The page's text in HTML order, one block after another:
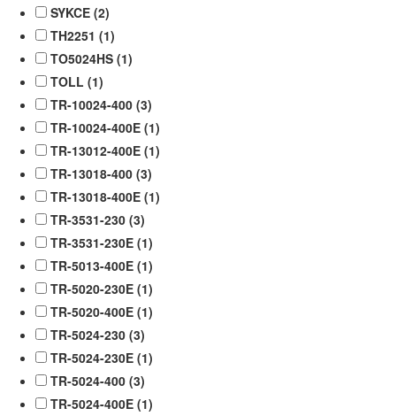
SYKCE (2)
TH2251 (1)
TO5024HS (1)
TOLL (1)
TR-10024-400 (3)
TR-10024-400E (1)
TR-13012-400E (1)
TR-13018-400 (3)
TR-13018-400E (1)
TR-3531-230 (3)
TR-3531-230E (1)
TR-5013-400E (1)
TR-5020-230E (1)
TR-5020-400E (1)
TR-5024-230 (3)
TR-5024-230E (1)
TR-5024-400 (3)
TR-5024-400E (1)